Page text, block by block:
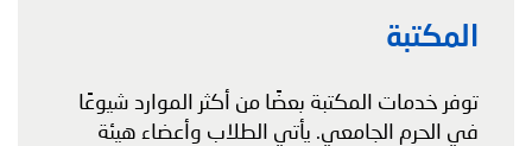
المكتبة
توفر خدمات المكتبة بعضًا من أكثر الموارد شيوعًا
في الحرم الجامعي. يأتي الطلاب وأعضاء هيئة